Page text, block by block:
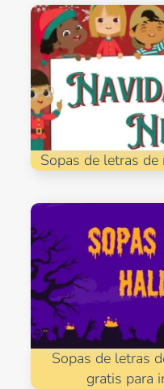
Sopas de letras
Sopas de letras
gratis para